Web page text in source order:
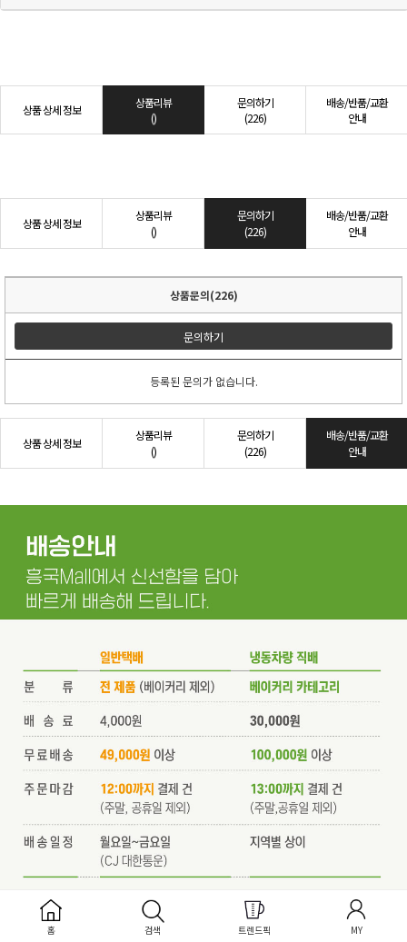
상품 상세 정보
상품리뷰
()
문의하기
(226)
배송/반품/교환
안내
상품 상세 정보
상품리뷰
()
문의하기
(226)
배송/반품/교환
안내
상품문의(226)
문의하기
등록된 문의가 없습니다.
상품 상세 정보
상품리뷰
()
문의하기
(226)
배송/반품/교환
안내
홈 검색 트렌드픽 MY